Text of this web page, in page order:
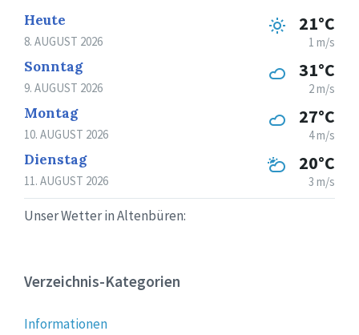
Heute
8. AUGUST 2026
21°C
1 m/s
Sonntag
9. AUGUST 2026
31°C
2 m/s
Montag
10. AUGUST 2026
27°C
4 m/s
Dienstag
11. AUGUST 2026
20°C
3 m/s
Unser Wetter in Altenbüren:
Verzeichnis-Kategorien
Informationen